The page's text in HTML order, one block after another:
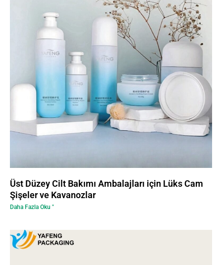
Üst Düzey Cilt Bakımı Ambalajları için Lüks Cam
Şişeler ve Kavanozlar
Daha Fazla Oku "